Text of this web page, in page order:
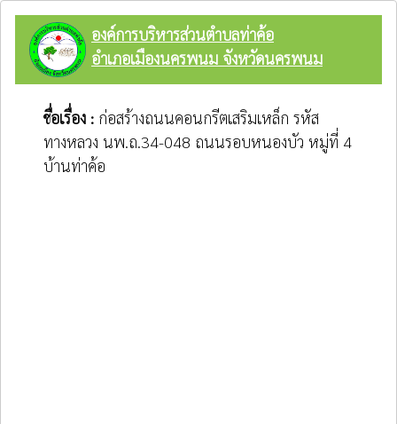
องค์การบริหารส่วนตำบลท่าค้อ
อำเภอเมืองนครพนม จังหวัดนครพนม
ชื่อเรื่อง : ก่อสร้างถนนคอนกรีตเสริมเหล็ก รหัส
ทางหลวง นพ.ถ.34-048 ถนนรอบหนองบัว หมู่ที่ 4
บ้านท่าค้อ